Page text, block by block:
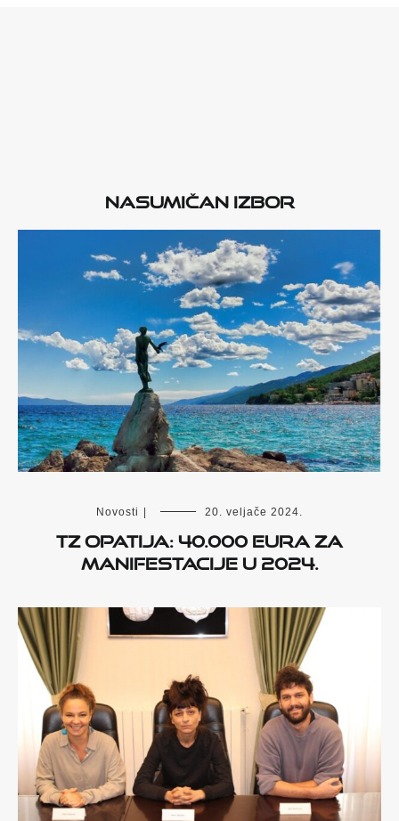
Nasumičan izbor
Novosti 20. veljače 2024.
TZ Opatija: 40.000 eura za
manifestacije u 2024.